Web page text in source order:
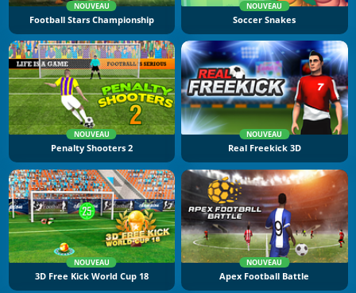
NOUVEAU
Football Stars Championship
NOUVEAU
Soccer Snakes
NOUVEAU
Penalty Shooters 2
NOUVEAU
Real Freekick 3D
NOUVEAU
3D Free Kick World Cup 18
NOUVEAU
Apex Football Battle